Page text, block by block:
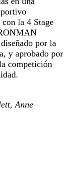
la 4 Stage
por la
y aprobado por
competición
Anne